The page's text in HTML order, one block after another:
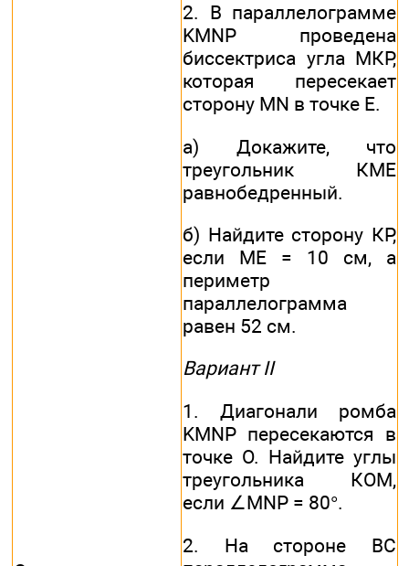
2. В параллелограмме
KMNP проведена
биссектриса угла МКР,
которая пересекает
сторону MN в точке Е.
а) Докажите, что
треугольник КМЕ
равнобедренный.
б) Найдите сторону КP,
если ME = 10 см, а
периметр
параллелограмма
равен 52 см.
Вариант II
1. Диагонали ромба
KMNP пересекаются в
точке О. Найдите углы
треугольника КОМ,
если ∠MNP = 80°.
2. На стороне ВС